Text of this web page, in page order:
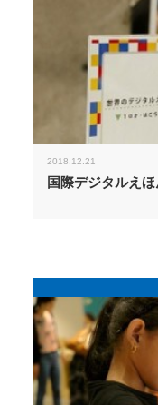
2018.12.21
国際デジタルえ